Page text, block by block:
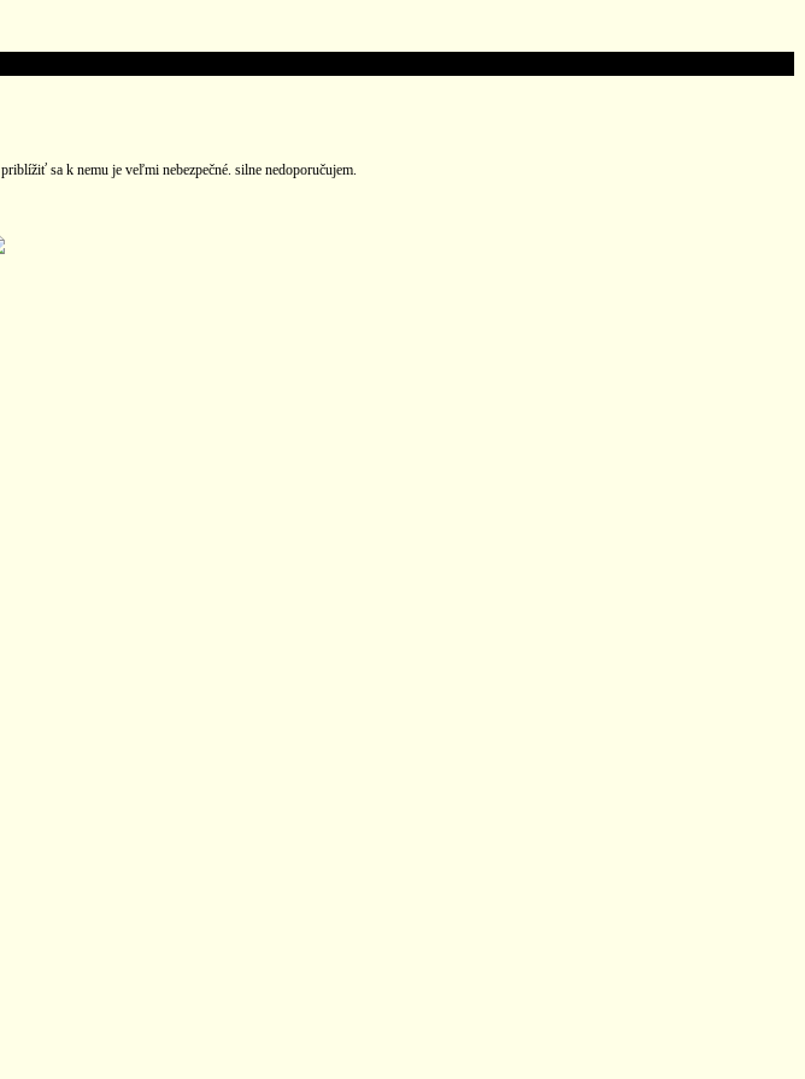
sa k nemu je veľmi nebezpečné. silne nedoporučujem.